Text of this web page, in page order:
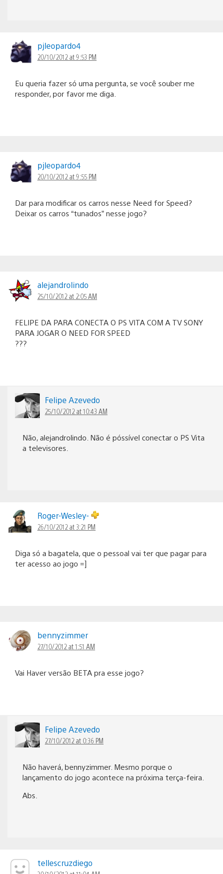
pjleopardo4
20/10/2012 at 9:53 PM
Eu queria fazer só uma pergunta, se você souber me
responder, por favor me diga.
pjleopardo4
20/10/2012 at 9:55 PM
Dar para modificar os carros nesse Need for Speed?
Deixar os carros “tunados” nesse jogo?
alejandrolindo
25/10/2012 at 2:05 AM
FELIPE DA PARA CONECTA O PS VITA COM A TV SONY
PARA JOGAR O NEED FOR SPEED
???
Felipe Azevedo
25/10/2012 at 10:43 AM
Não, alejandrolindo. Não é póssível conectar o PS Vita
a televisores.
Roger-Wesley-
26/10/2012 at 3:21 PM
Diga só a bagatela, que o pessoal vai ter que pagar para
ter acesso ao jogo =]
bennyzimmer
27/10/2012 at 1:51 AM
Vai Haver versão BETA pra esse jogo?
Felipe Azevedo
27/10/2012 at 0:36 PM
Não haverá, bennyzimmer. Mesmo porque o
lançamento do jogo acontece na próxima terça-feira.
Abs.
tellescruzdiego